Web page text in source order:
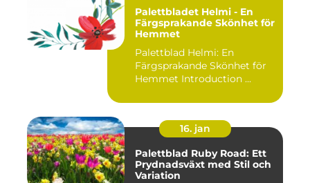
Palettbladet Helmi - En
Färgsprakande Skönhet för
Hemmet
Palettblad Helmi: En
Färgsprakande Skönhet för
Hemmet Introduction ...
16. jan
Palettblad Ruby Road: Ett
Prydnadsväxt med Stil och
Variation